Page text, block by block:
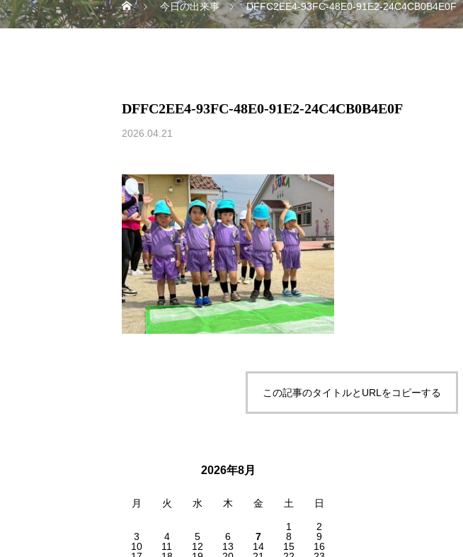
今日の出来事 DFFC2EE4-93FC-48E0-91E2-24C4CB0B4E0F
DFFC2EE4-93FC-48E0-91E2-24C4CB0B4E0F
2026.04.21
この記事のタイトルとURLをコピーする
2026年8月
月 火 水 木 金 土 日
1
2
3
4 5 6 7 8
9
10
11 12 13 14 15
16